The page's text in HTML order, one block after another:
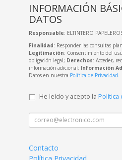
INFORMACIÓN
DATOS
Responsable: ELTINTERO
Finalidad: Responder las consultas
Legitimación: Consentimiento del
obligación legal; Derechos: Acceder,
información adicional; Información
Datos en nuestra Política de Privacidad.
He leído y acepto la Política
Contacto